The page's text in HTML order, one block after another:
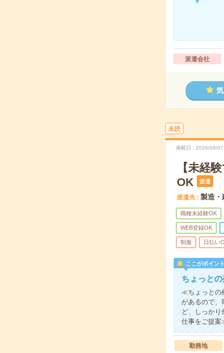
派遣会社
未読
掲載日 2026/08/07
【未経
OK
派遣
派遣先 製造・
職種未経験OK
WEB登録OK
制服 日払い
ここがポイン
ちょっと
≪ちょっとの
があるので
ど、しっか
仕事をご提案
勤務地